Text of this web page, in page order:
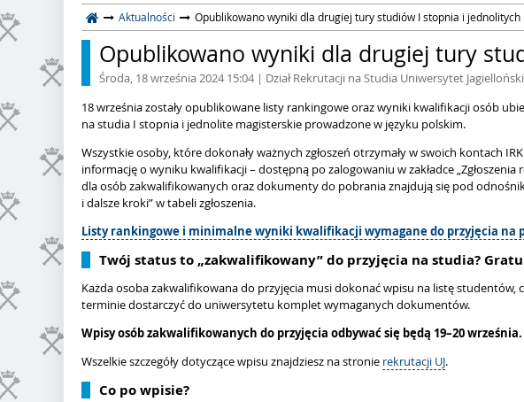
Aktualności Opublikowano wyniki dla drugiej tury studiów I stopnia i
Opublikowano wyniki dla drugiej tury
Środa, 18 września 2024 15:04 | Dział Rekrutacji na Studia Uniwersytet Jagielloński
18 września zostały opublikowane listy rankingowe oraz wyniki kwalifikacji osób
na studia I stopnia i jednolite magisterskie prowadzone w języku polskim.
Wszystkie osoby, które dokonały ważnych zgłoszeń otrzymały w swoich kontach
informację o wyniku kwalifikacji – dostępną po zalogowaniu w zakładce
dla osób zakwalifikowanych oraz dokumenty do pobrania znajdują się pod
i dalsze kroki” w tabeli zgłoszenia.
Listy rankingowe i minimalne wyniki kwalifikacji wymagane do przyjęcia na
Twój status to „zakwalifikowany” do przyjęcia na studia?
Każda osoba zakwalifikowana do przyjęcia musi dokonać wpisu na listę studentów,
terminie dostarczyć do uniwersytetu komplet wymaganych dokumentów.
Wpisy osób zakwalifikowanych do przyjęcia odbywać się będą 19–20 września.
Wszelkie szczegóły dotyczące wpisu znajdziesz na stronie rekrutacji UJ.
Co po wpisie?